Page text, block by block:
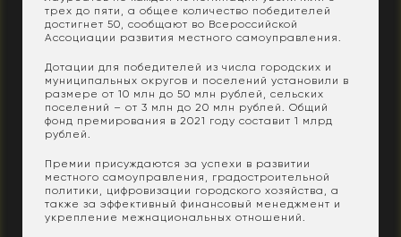
трех до пяти, а общее количество победителей
достигнет 50, сообщают во Всероссийской
Ассоциации развития местного самоуправления.
Дотации для победителей из числа городских и
муниципальных округов и поселений установили в
размере от 10 млн до 50 млн рублей, сельских
поселений – от 3 млн до 20 млн рублей. Общий
фонд премирования в 2021 году составит 1 млрд
рублей.
Премии присуждаются за успехи в развитии
местного самоуправления, градостроительной
политики, цифровизации городского хозяйства, а
также за эффективный финансовый менеджмент и
укрепление межнациональных отношений.